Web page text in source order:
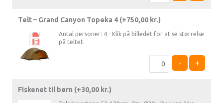
Telt – Grand Canyon Topeka 4 (+750,00 kr.)
Antal personer: 4 - Klik på billedet for at se størrelse
på teltet.
- +
Fiskenet til børn (+30,00 kr.)